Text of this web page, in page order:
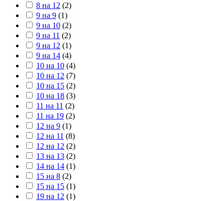
8 на 12 (2)
9 на 9 (1)
9 на 10 (2)
9 на 11 (2)
9 на 12 (1)
9 на 14 (4)
10 на 10 (4)
10 на 12 (7)
10 на 15 (2)
10 на 18 (3)
11 на 11 (2)
11 на 19 (2)
12 на 9 (1)
12 на 11 (8)
12 на 12 (2)
13 на 13 (2)
14 на 14 (1)
15 на 8 (2)
15 на 15 (1)
19 на 12 (1)